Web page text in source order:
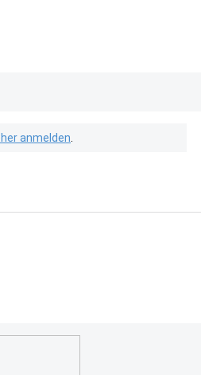
anmelden